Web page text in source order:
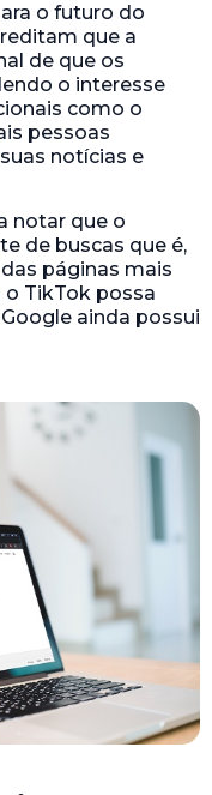
o futuro do
que a
de que os
o interesse
como o
pessoas
notícias e
notar que o
de buscas que é,
páginas mais
o TikTok possa
ainda possui